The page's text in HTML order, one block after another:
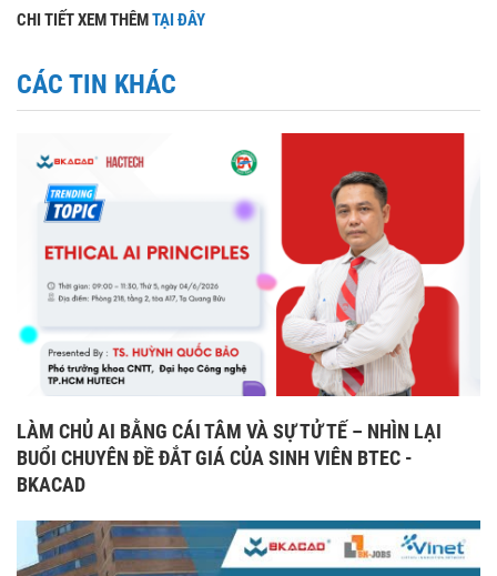
CHI TIẾT XEM THÊMTẠI ĐÂY
CÁC TIN KHÁC
LÀM CHỦ AI BẰNG CÁI TÂM VÀ SỰ TỬ TẾ – NHÌN LẠI
BUỔI CHUYÊN ĐỀ ĐẮT GIÁ CỦA SINH VIÊN BTEC -
BKACAD